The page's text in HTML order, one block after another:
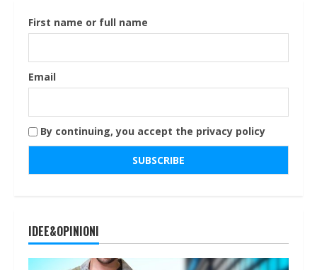
First name or full name
Email
By continuing, you accept the privacy policy
IDEE&OPINIONI